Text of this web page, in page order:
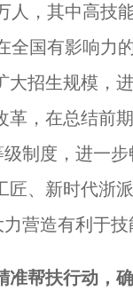
人，其中高技
全国有影响力
大招生规模，
革，在总结前
级制度，进一
匠、新时代浙
营造有利于
准帮扶行动，